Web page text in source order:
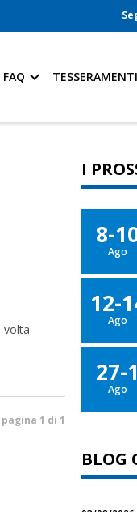
TESSERAMENTI
volta
pagina 1 di 1
I
8-
Ago
12-
Ago
27-1
Ago
BLOG